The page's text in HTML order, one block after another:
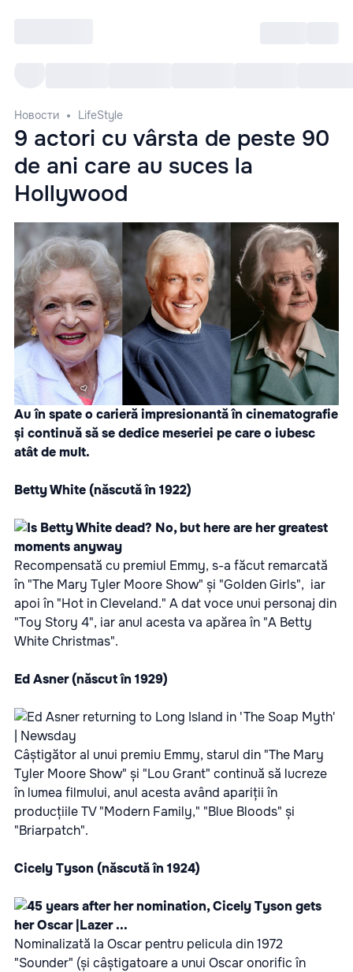
Новости LifeStyle
9 actori cu vârsta de peste 90
de ani care au suces la
Hollywood
Au în spate o carieră impresionantă în cinematografie
și continuă să se dedice meseriei pe care o iubesc
atât de mult.
Betty White (născută în 1922)
Recompensată cu premiul Emmy, s-a făcut remarcată
în "The Mary Tyler Moore Show" și "Golden Girls", iar
apoi în "Hot in Cleveland." A dat voce unui personaj din
"Toy Story 4", iar anul acesta va apărea în "A Betty
White Christmas".
Ed Asner (născut în 1929)
Câștigător al unui premiu Emmy, starul din "The Mary
Tyler Moore Show" și "Lou Grant" continuă să lucreze
în lumea filmului, anul acesta având apariții în
producțiile TV "Modern Family," "Blue Bloods" și
"Briarpatch".
Cicely Tyson (născută în 1924)
Nominalizată la Oscar pentru pelicula din 1972
"Sounder" (și câștigatoare a unui Oscar onorific în